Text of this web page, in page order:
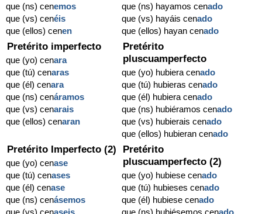
que (ns) cenemos
que (vs) cenéis
que (ellos) cenen
que (ns) hayamos cenado
que (vs) hayáis cenado
que (ellos) hayan cenado
Pretérito imperfecto
que (yo) cenara
que (tú) cenaras
que (él) cenara
que (ns) cenáramos
que (vs) cenarais
que (ellos) cenaran
Pretérito
pluscuamperfecto
que (yo) hubiera cenado
que (tú) hubieras cenado
que (él) hubiera cenado
que (ns) hubiéramos cenado
que (vs) hubierais cenado
que (ellos) hubieran cenado
Pretérito Imperfecto (2)
que (yo) cenase
que (tú) cenases
que (él) cenase
que (ns) cenásemos
Pretérito
pluscuamperfecto (2)
que (yo) hubiese cenado
que (tú) hubieses cenado
que (él) hubiese cenado